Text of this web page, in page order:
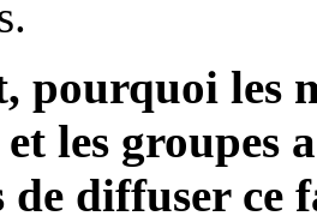
pourquoi les
et les groupes
de diffuser ce